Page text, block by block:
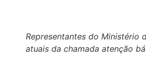
Representantes do Ministério
atuais da chamada atenção